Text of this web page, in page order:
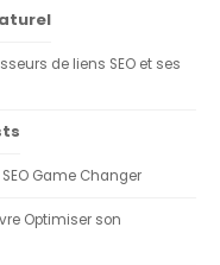
de liens SEO et ses
Game Changer
Optimiser son